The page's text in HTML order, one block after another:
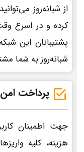
از شبانه‌روز
کرده و در اسرع
پشتیبانان این
شبانه‌روز به شما
پرداخت امن
جهت اطمینان
هزینه، کلیه